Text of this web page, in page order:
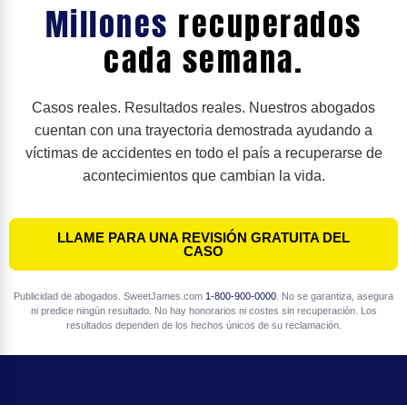
Millones recuperados
cada semana.
Casos reales. Resultados reales. Nuestros abogados
cuentan con una trayectoria demostrada ayudando a
víctimas de accidentes en todo el país a recuperarse de
acontecimientos que cambian la vida.
LLAME PARA UNA REVISIÓN GRATUITA DEL
CASO
Publicidad de abogados. SweetJames.com 1-800-900-0000. No se garantiza, asegura
ni predice ningún resultado. No hay honorarios ni costes sin recuperación. Los
resultados dependen de los hechos únicos de su reclamación.